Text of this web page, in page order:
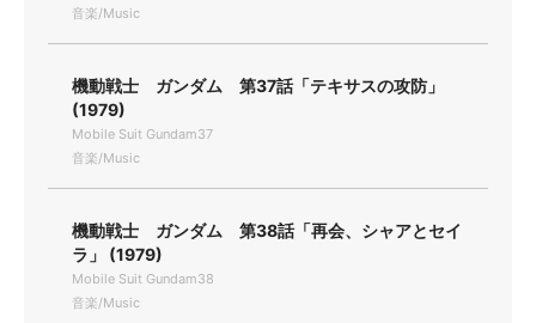
音楽/Music
機動戦士 ガンダム 第37話「テキサスの攻防」
(1979)
Mobile Suit Gundam37
音楽/Music
機動戦士 ガンダム 第38話「再会、シャアとセイ
ラ」 (1979)
Mobile Suit Gundam38
音楽/Music